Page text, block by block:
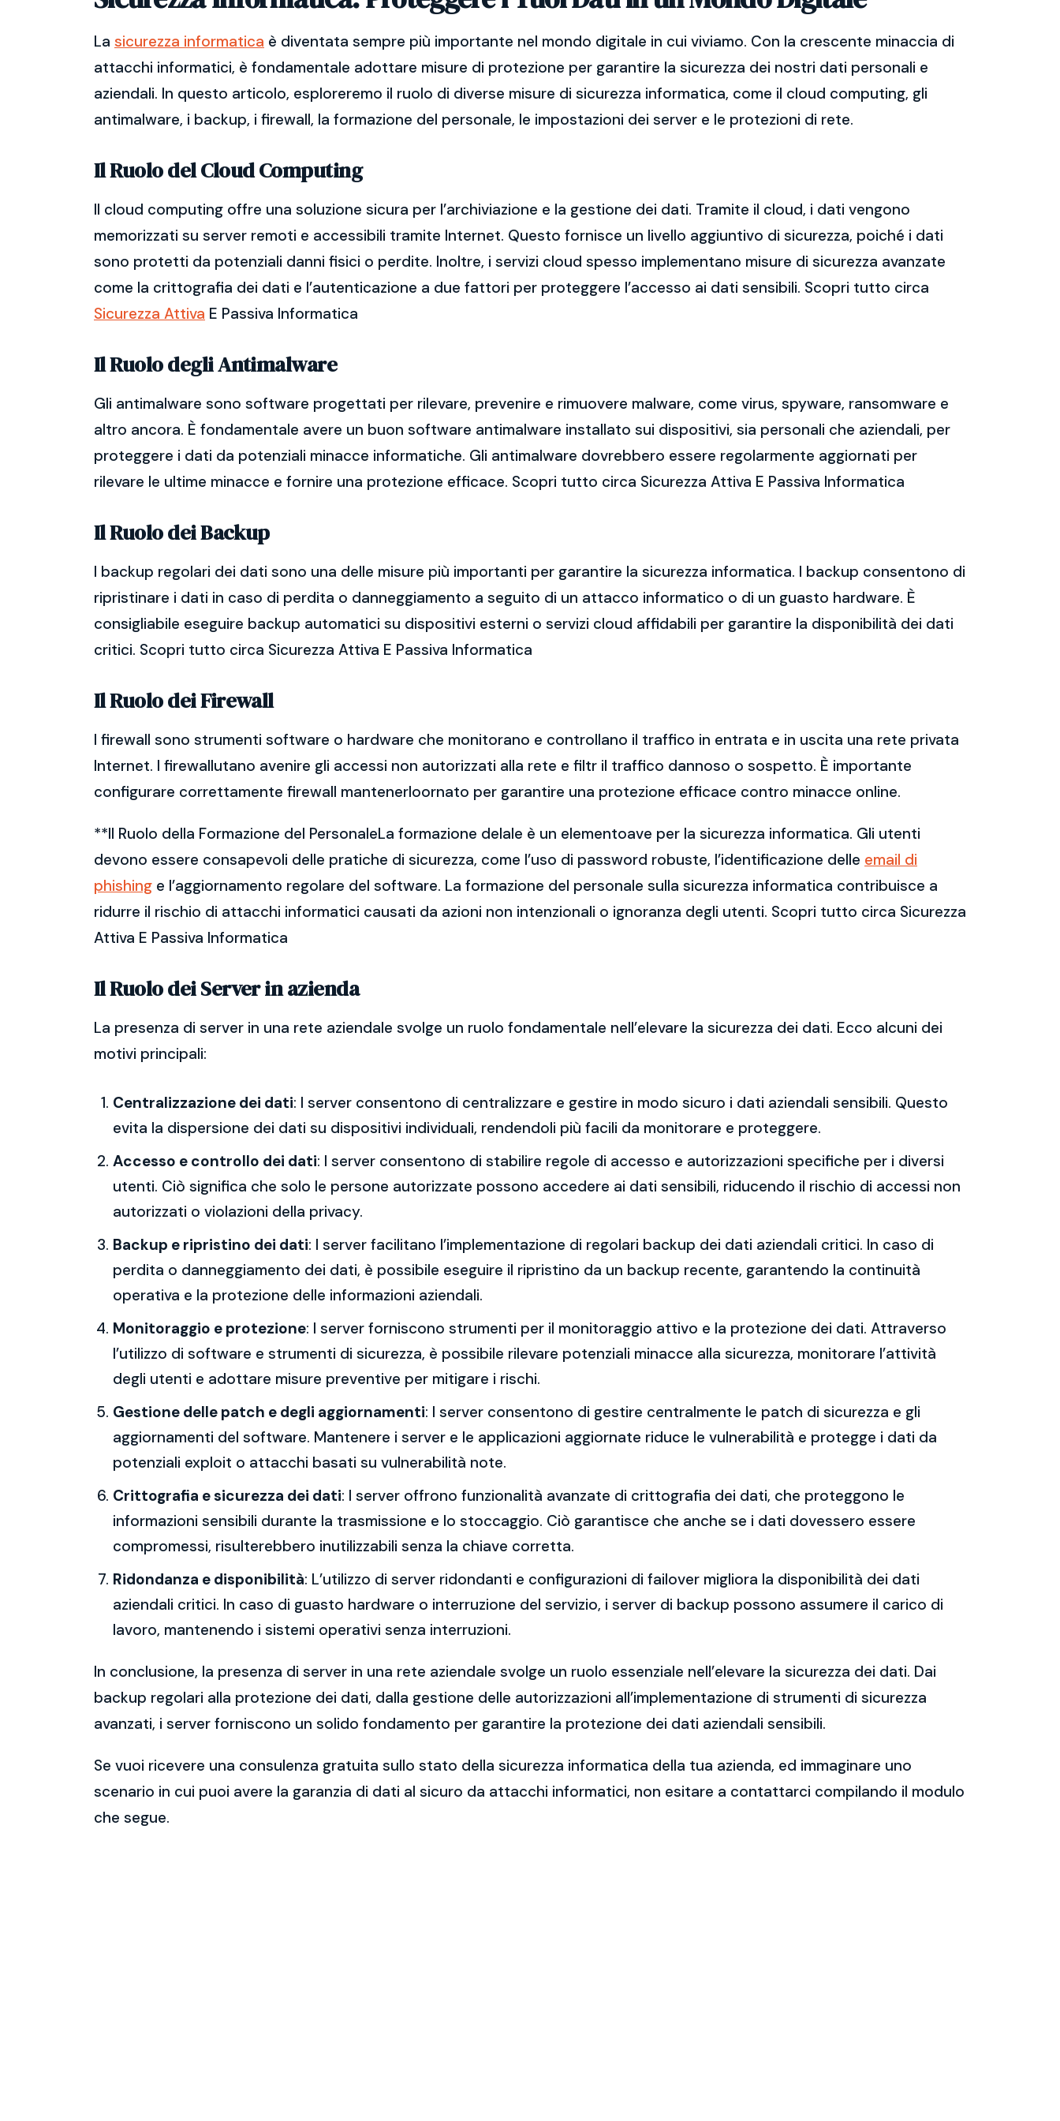
La sicurezza informatica è diventata sempre più importante nel mondo digitale in cui viviamo. Con la crescente minaccia di
attacchi informatici, è fondamentale adottare misure di protezione per garantire la sicurezza dei nostri dati personali e
aziendali. In questo articolo, esploreremo il ruolo di diverse misure di sicurezza informatica, come il cloud computing, gli
antimalware, i backup, i firewall, la formazione del personale, le impostazioni dei server e le protezioni di rete.
Il Ruolo del Cloud Computing
Il cloud computing offre una soluzione sicura per l’archiviazione e la gestione dei dati. Tramite il cloud, i dati vengono
memorizzati su server remoti e accessibili tramite Internet. Questo fornisce un livello aggiuntivo di sicurezza, poiché i dati
sono protetti da potenziali danni fisici o perdite. Inoltre, i servizi cloud spesso implementano misure di sicurezza avanzate
come la crittografia dei dati e l’autenticazione a due fattori per proteggere l’accesso ai dati sensibili. Scopri tutto circa
Sicurezza Attiva E Passiva Informatica
Il Ruolo degli Antimalware
Gli antimalware sono software progettati per rilevare, prevenire e rimuovere malware, come virus, spyware, ransomware e
altro ancora. È fondamentale avere un buon software antimalware installato sui dispositivi, sia personali che aziendali, per
proteggere i dati da potenziali minacce informatiche. Gli antimalware dovrebbero essere regolarmente aggiornati per
rilevare le ultime minacce e fornire una protezione efficace. Scopri tutto circa Sicurezza Attiva E Passiva Informatica
Il Ruolo dei Backup
I backup regolari dei dati sono una delle misure più importanti per garantire la sicurezza informatica. I backup consentono di
ripristinare i dati in caso di perdita o danneggiamento a seguito di un attacco informatico o di un guasto hardware. È
consigliabile eseguire backup automatici su dispositivi esterni o servizi cloud affidabili per garantire la disponibilità dei dati
critici. Scopri tutto circa Sicurezza Attiva E Passiva Informatica
Il Ruolo dei Firewall
I firewall sono strumenti software o hardware che monitorano e controllano il traffico in entrata e in uscita una rete privata
Internet. I firewallutano avenire gli accessi non autorizzati alla rete e filtr il traffico dannoso o sospetto. È importante
configurare correttamente firewall mantenerloornato per garantire una protezione efficace contro minacce online.
**Il Ruolo della Formazione del PersonaleLa formazione delale è un elementoave per la sicurezza informatica. Gli utenti
devono essere consapevoli delle pratiche di sicurezza, come l’uso di password robuste, l’identificazione delle email di
phishing e l’aggiornamento regolare del software. La formazione del personale sulla sicurezza informatica contribuisce a
ridurre il rischio di attacchi informatici causati da azioni non intenzionali o ignoranza degli utenti. Scopri tutto circa Sicurezza
Attiva E Passiva Informatica
Il Ruolo dei Server in azienda
La presenza di server in una rete aziendale svolge un ruolo fondamentale nell’elevare la sicurezza dei dati. Ecco alcuni dei
motivi principali:
Centralizzazione dei dati: I server consentono di centralizzare e gestire in modo sicuro i dati aziendali sensibili. Questo
evita la dispersione dei dati su dispositivi individuali, rendendoli più facili da monitorare e proteggere.
Accesso e controllo dei dati: I server consentono di stabilire regole di accesso e autorizzazioni specifiche per i diversi
utenti. Ciò significa che solo le persone autorizzate possono accedere ai dati sensibili, riducendo il rischio di accessi non
autorizzati o violazioni della privacy.
Backup e ripristino dei dati: I server facilitano l’implementazione di regolari backup dei dati aziendali critici. In caso di
perdita o danneggiamento dei dati, è possibile eseguire il ripristino da un backup recente, garantendo la continuità
operativa e la protezione delle informazioni aziendali.
Monitoraggio e protezione: I server forniscono strumenti per il monitoraggio attivo e la protezione dei dati. Attraverso
l’utilizzo di software e strumenti di sicurezza, è possibile rilevare potenziali minacce alla sicurezza, monitorare l’attività
degli utenti e adottare misure preventive per mitigare i rischi.
Gestione delle patch e degli aggiornamenti: I server consentono di gestire centralmente le patch di sicurezza e gli
aggiornamenti del software. Mantenere i server e le applicazioni aggiornate riduce le vulnerabilità e protegge i dati da
potenziali exploit o attacchi basati su vulnerabilità note.
Crittografia e sicurezza dei dati: I server offrono funzionalità avanzate di crittografia dei dati, che proteggono le
informazioni sensibili durante la trasmissione e lo stoccaggio. Ciò garantisce che anche se i dati dovessero essere
compromessi, risulterebbero inutilizzabili senza la chiave corretta.
Ridondanza e disponibilità: L’utilizzo di server ridondanti e configurazioni di failover migliora la disponibilità dei dati
aziendali critici. In caso di guasto hardware o interruzione del servizio, i server di backup possono assumere il carico di
lavoro, mantenendo i sistemi operativi senza interruzioni.
In conclusione, la presenza di server in una rete aziendale svolge un ruolo essenziale nell’elevare la sicurezza dei dati. Dai
backup regolari alla protezione dei dati, dalla gestione delle autorizzazioni all’implementazione di strumenti di sicurezza
avanzati, i server forniscono un solido fondamento per garantire la protezione dei dati aziendali sensibili.
Se vuoi ricevere una consulenza gratuita sullo stato della sicurezza informatica della tua azienda, ed immaginare uno
scenario in cui puoi avere la garanzia di dati al sicuro da attacchi informatici, non esitare a contattarci compilando il modulo
che segue.